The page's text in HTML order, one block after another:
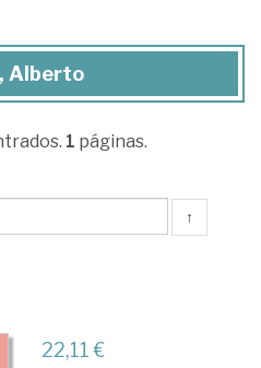
Alberto
1 páginas.
↑
22,11 €